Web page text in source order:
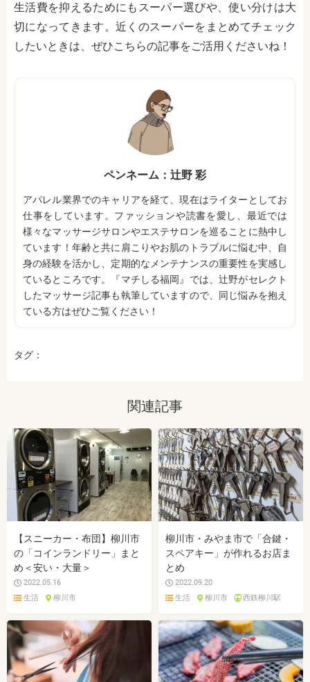
生活費を抑えるためにもスーパー選びや、使い分けは大
切になってきます。近くのスーパーをまとめてチェック
したいときは、ぜひこちらの記事をご活用くださいね！
ペンネーム：辻野 彩
アパレル業界でのキャリアを経て、現在はライターとしてお
仕事をしています。ファッションや読書を愛し、最近では
様々なマッサージサロンやエステサロンを巡ることに熱中し
ています！年齢と共に肩こりやお肌のトラブルに悩む中、自
身の経験を活かし、定期的なメンテナンスの重要性を実感し
ているところです。『マチしる福岡』では、辻野がセレクト
したマッサージ記事も執筆していますので、同じ悩みを抱え
ている方はぜひご覧ください！
タグ：
関連記事
【スニーカー・布団】柳川市
の「コインランドリー」まと
め＜安い・大量＞
2022.05.16
生活
柳川市
柳川市・みやま市で「合鍵・
スペアキー」が作れるお店ま
とめ
2022.09.20
生活
柳川市 西鉄柳川駅